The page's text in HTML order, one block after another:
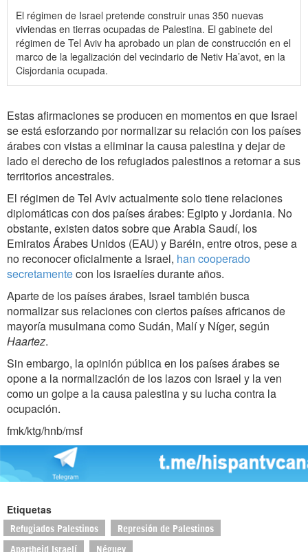
El régimen de Israel pretende construir unas 350 nuevas
viviendas en tierras ocupadas de Palestina. El gabinete del
régimen de Tel Aviv ha aprobado un plan de construcción en el
marco de la legalización del vecindario de Netiv Ha’avot, en la
Cisjordania ocupada.
Estas afirmaciones se producen en momentos en que Israel
se está esforzando por normalizar su relación con los países
árabes con vistas a eliminar la causa palestina y dejar de
lado el derecho de los refugiados palestinos a retornar a sus
territorios ancestrales.
El régimen de Tel Aviv actualmente solo tiene relaciones
diplomáticas con dos países árabes: Egipto y Jordania. No
obstante, existen datos sobre que Arabia Saudí, los
Emiratos Árabes Unidos (EAU) y Baréin, entre otros, pese a
no reconocer oficialmente a Israel, han cooperado
secretamentecon los israelíes durante años.
Aparte de los países árabes, Israel también busca
normalizar sus relaciones con ciertos países africanos de
mayoría musulmana como Sudán, Malí y Níger, según
Haartez.
Sin embargo, la opinión pública en los países árabes se
opone a la normalización de los lazos con Israel y la ven
como un golpe a la causa palestina y su lucha contra la
ocupación.
fmk/ktg/hnb/msf
Etiquetas
Refugiados Palestinos Represión de Palestinos
Apartheid Israelí Néguev